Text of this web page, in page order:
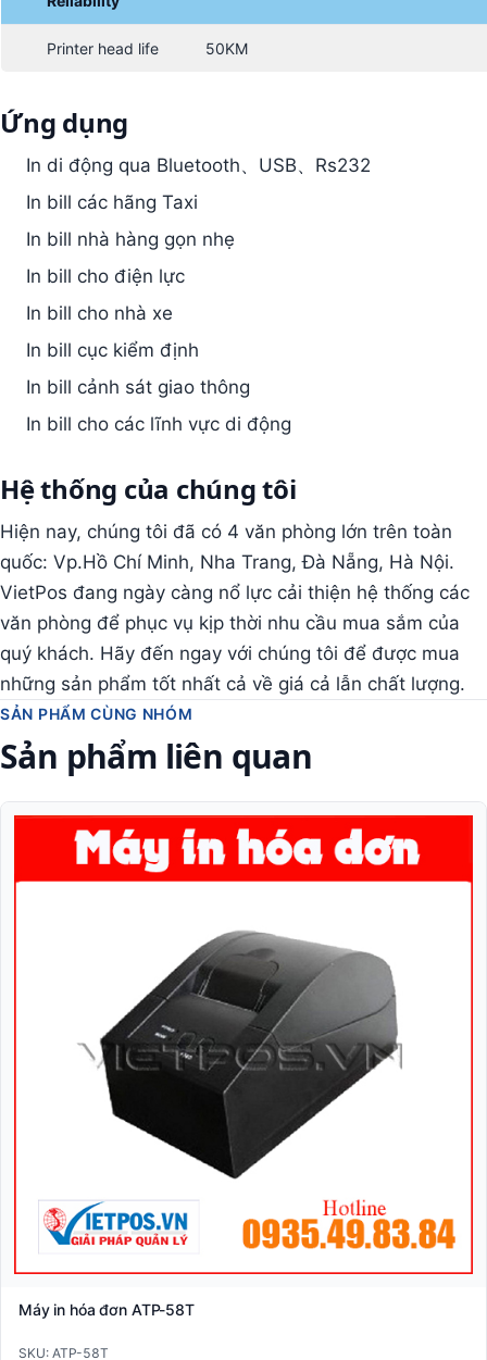
Printer head life 50KM
Ứng dụng
In di động qua Bluetooth、USB、Rs232
In bill các hãng Taxi
In bill nhà hàng gọn nhẹ
In bill cho điện lực
In bill cho nhà xe
In bill cục kiểm định
In bill cảnh sát giao thông
In bill cho các lĩnh vực di động
Hệ thống của chúng tôi
Hiện nay, chúng tôi đã có 4 văn phòng lớn trên toàn
quốc: Vp.Hồ Chí Minh, Nha Trang, Đà Nẵng, Hà Nội.
VietPos đang ngày càng nổ lực cải thiện hệ thống các
văn phòng để phục vụ kịp thời nhu cầu mua sắm của
quý khách. Hãy đến ngay với chúng tôi để được mua
những sản phẩm tốt nhất cả về giá cả lẫn chất lượng.
SẢN PHẨM CÙNG NHÓM
Sản phẩm liên quan
Máy in hóa đơn ATP-58T
SKU: ATP-58T